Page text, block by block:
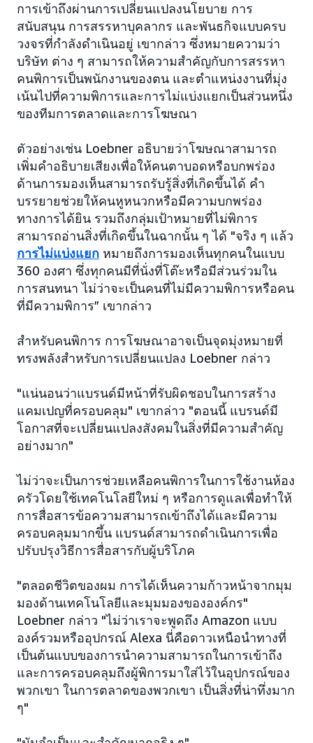
การเข้าถึงผ่านการเปลี่ยนแปลงนโยบาย การ
สนับสนุน การสรรหาบุคลากร และพันธกิจแบบครบ
วงจรที่กำลังดำเนินอยู่ เขากล่าว ซึ่งหมายความว่า
บริษัท ต่าง ๆ สามารถให้ความสำคัญกับการสรรหา
คนพิการเป็นพนักงานของตน และตำแหน่งงานที่มุ่ง
เน้นไปที่ความพิการและการไม่แบ่งแยกเป็นส่วนหนึ่ง
ของทีมการตลาดและการโฆษณา
ตัวอย่างเช่น Loebner อธิบายว่าโฆษณาสามารถ
เพิ่มคำอธิบายเสียงเพื่อให้คนตาบอดหรือบกพร่อง
ด้านการมองเห็นสามารถรับรู้สิ่งที่เกิดขึ้นได้ คำ
บรรยายช่วยให้คนหูหนวกหรือมีความบกพร่อง
ทางการได้ยิน รวมถึงกลุ่มเป้าหมายที่ไม่พิการ
สามารถอ่านสิ่งที่เกิดขึ้นในฉากนั้น ๆ ได้ "จริง ๆ แล้ว
การไม่แบ่งแยก หมายถึงการมองเห็นทุกคนในแบบ
360 องศา ซึ่งทุกคนมีที่นั่งที่โต๊ะหรือมีส่วนร่วมใน
การสนทนา ไม่ว่าจะเป็นคนที่ไม่มีความพิการหรือคน
ที่มีความพิการ” เขากล่าว
สำหรับคนพิการ การโฆษณาอาจเป็นจุดมุ่งหมายที่
ทรงพลังสำหรับการเปลี่ยนแปลง Loebner กล่าว
"แน่นอนว่าแบรนด์มีหน้าที่รับผิดชอบในการสร้าง
แคมเปญที่ครอบคลุม" เขากล่าว "ตอนนี้ แบรนด์มี
โอกาสที่จะเปลี่ยนแปลงสังคมในสิ่งที่มีความสำคัญ
อย่างมาก"
ไม่ว่าจะเป็นการช่วยเหลือคนพิการในการใช้งานห้อง
ครัวโดยใช้เทคโนโลยีใหม่ ๆ หรือการดูแลเพื่อทำให้
การสื่อสารข้อความสามารถเข้าถึงได้และมีความ
ครอบคลุมมากขึ้น แบรนด์สามารถดำเนินการเพื่อ
ปรับปรุงวิธีการสื่อสารกับผู้บริโภค
"ตลอดชีวิตของผม การได้เห็นความก้าวหน้าจากมุม
มองด้านเทคโนโลยีและมุมมองขององค์กร"
Loebner กล่าว "ไม่ว่าเราจะพูดถึง Amazon แบบ
องค์รวมหรืออุปกรณ์ Alexa นี่คือดาวเหนือนำทางที่
เป็นต้นแบบของการนำความสามารถในการเข้าถึง
และการครอบคลุมถึงผู้พิการมาใส่ไว้ในอุปกรณ์ของ
พวกเขา ในการตลาดของพวกเขา เป็นสิ่งที่น่าทึ่งมาก
ๆ"